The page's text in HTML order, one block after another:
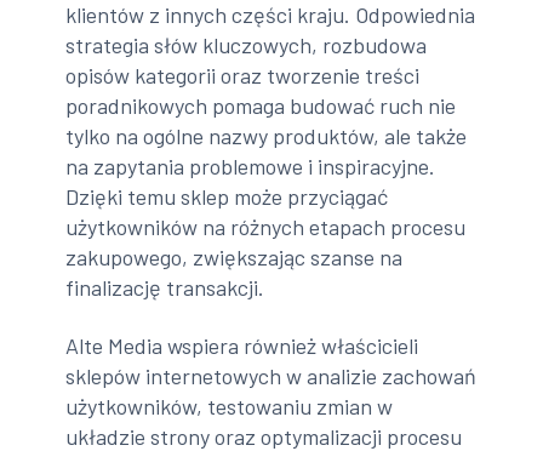
klientów z innych części kraju. Odpowiednia
strategia słów kluczowych, rozbudowa
opisów kategorii oraz tworzenie treści
poradnikowych pomaga budować ruch nie
tylko na ogólne nazwy produktów, ale także
na zapytania problemowe i inspiracyjne.
Dzięki temu sklep może przyciągać
użytkowników na różnych etapach procesu
zakupowego, zwiększając szanse na
finalizację transakcji.
Alte Media wspiera również właścicieli
sklepów internetowych w analizie zachowań
użytkowników, testowaniu zmian w
układzie strony oraz optymalizacji procesu